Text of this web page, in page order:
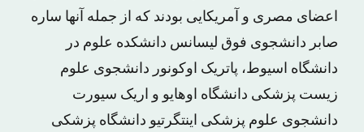
اعضای مصری و آمریکایی بودند که از جمله آنها ساره
صابر دانشجوی فوق لیسانس دانشکده علوم در
دانشگاه اسیوط، پاتریک اوکونور دانشجوی علوم
زیست پزشکی دانشگاه اوهایو و اریک سیورت
دانشجوی علوم پزشکی اینتگرتیو دانشگاه پزشکی